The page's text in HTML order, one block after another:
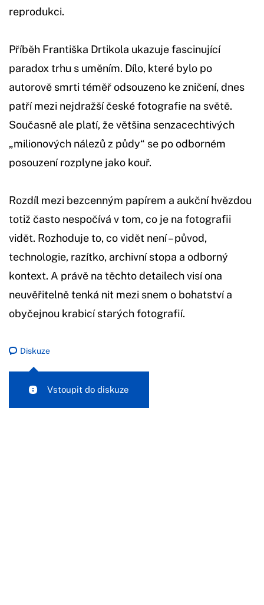
reprodukci.
Příběh Františka Drtikola ukazuje fascinující
paradox trhu s uměním. Dílo, které bylo po
autorově smrti téměř odsouzeno ke zničení, dnes
patří mezi nejdražší české fotografie na světě.
Současně ale platí, že většina senzacechtivých
„milionových nálezů z půdy“ se po odborném
posouzení rozplyne jako kouř.
Rozdíl mezi bezcenným papírem a aukční hvězdou
totiž často nespočívá v tom, co je na fotografii
vidět. Rozhoduje to, co vidět není – původ,
technologie, razítko, archivní stopa a odborný
kontext. A právě na těchto detailech visí ona
neuvěřitelně tenká nit mezi snem o bohatství a
obyčejnou krabicí starých fotografií.
Diskuze
Vstoupit do diskuze